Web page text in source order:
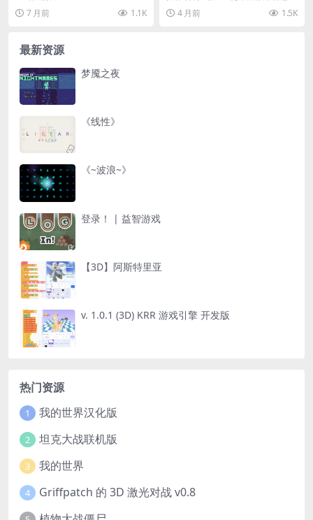
7 月前
1.1K
水果 消除规则： 将 3 个或以上 相
同水果连...
4 月前 1.5K
最新资源
梦魇之夜
《线性》
《~波浪~》
登录！ | 益智游戏
【3D】阿斯特里亚
v. 1.0.1 (3D) KRR 游戏引擎 开发版
热门资源
1 我的世界汉化版
2 坦克大战联机版
3 我的世界
4 Griffpatch 的 3D 激光对战 v0.8